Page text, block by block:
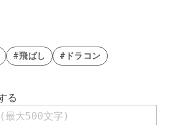
#飛ばし #ドラコン